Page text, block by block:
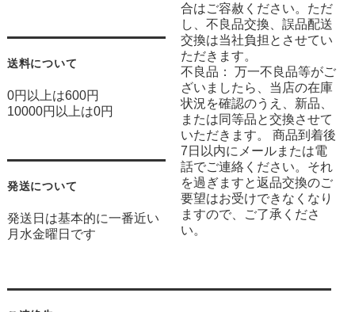
送料について
0円以上は600円
10000円以上は0円
発送について
発送日は基本的に一番近い
月水金曜日です
合はご容赦ください。ただ
し、不良品交換、誤品配送
交換は当社負担とさせてい
ただきます。
不良品： 万一不良品等がご
ざいましたら、当店の在庫
状況を確認のうえ、新品、
または同等品と交換させて
いただきます。 商品到着後
7日以内にメールまたは電
話でご連絡ください。それ
を過ぎますと返品交換のご
要望はお受けできなくなり
ますので、ご了承くださ
い。